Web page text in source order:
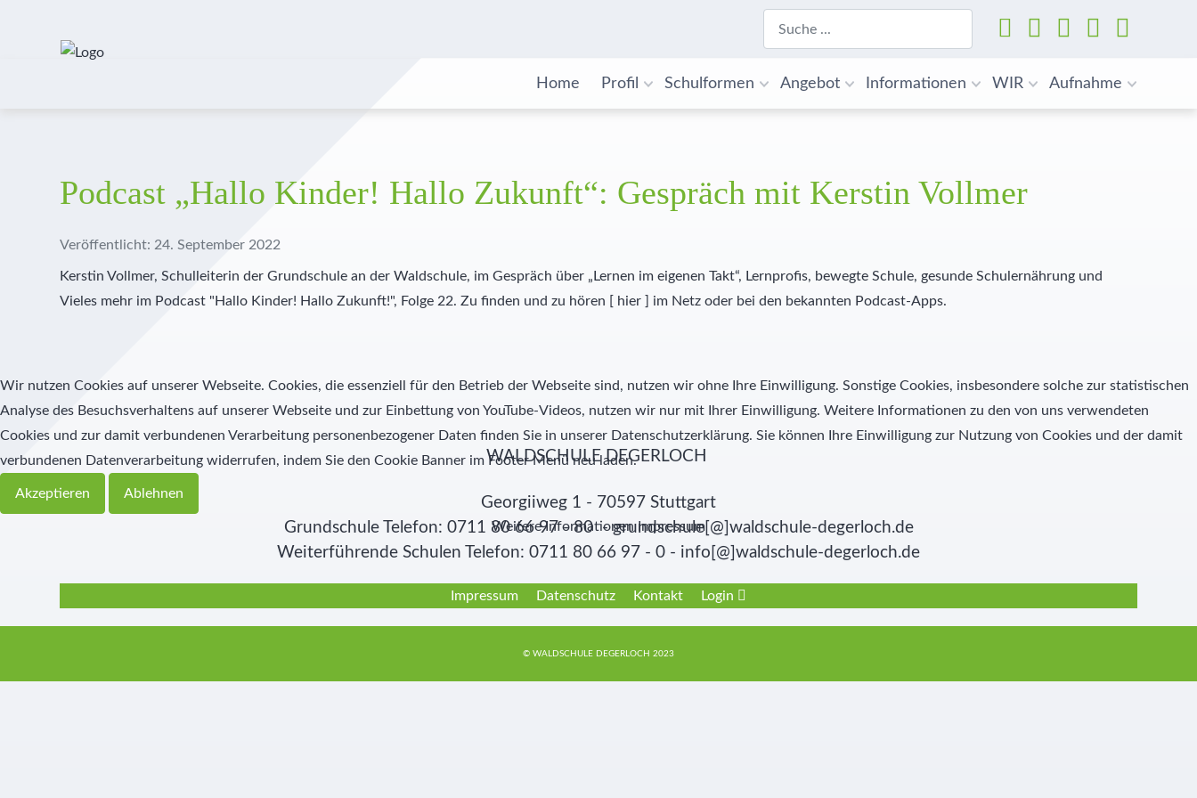
Suchen
Home Profil Schulformen Angebot Informationen WIR Aufnahme
Podcast „Hallo Kinder! Hallo Zukunft“: Gespräch mit Kerstin Vollmer
Veröffentlicht: 24. September 2022
Kerstin Vollmer, Schulleiterin der Grundschule an der Waldschule, im Gespräch über „Lernen im eigenen Takt“, Lernprofis, bewegte Schule, gesunde Schulernährung und
Vieles mehr im Podcast "Hallo Kinder! Hallo Zukunft!", Folge 22. Zu finden und zu hören [ hier ] im Netz oder bei den bekannten Podcast-Apps.
WALDSCHULE DEGERLOCH
Georgiiweg 1 - 70597 Stuttgart
Grundschule Telefon: 0711 80 66 97 - 80 - grundschule[@]waldschule-degerloch.de
Weiterführende Schulen Telefon: 0711 80 66 97 - 0 - info[@]waldschule-degerloch.de
Impressum Datenschutz Kontakt Login
© WALDSCHULE DEGERLOCH 2023
Wir nutzen Cookies auf unserer Webseite. Cookies, die essenziell für den Betrieb der Webseite sind, nutzen wir ohne Ihre Einwilligung. Sonstige Cookies, insbesondere solche zur statistischen
Analyse des Besuchsverhaltens auf unserer Webseite und zur Einbettung von YouTube-Videos, nutzen wir nur mit Ihrer Einwilligung. Weitere Informationen zu den von uns verwendeten
Cookies und zur damit verbundenen Verarbeitung personenbezogener Daten finden Sie in unserer Datenschutzerklärung. Sie können Ihre Einwilligung zur Nutzung von Cookies und der damit
verbundenen Datenverarbeitung widerrufen, indem Sie den Cookie Banner im Footer Menü neu laden.
Akzeptieren Ablehnen
Weitere Informationen Impressum